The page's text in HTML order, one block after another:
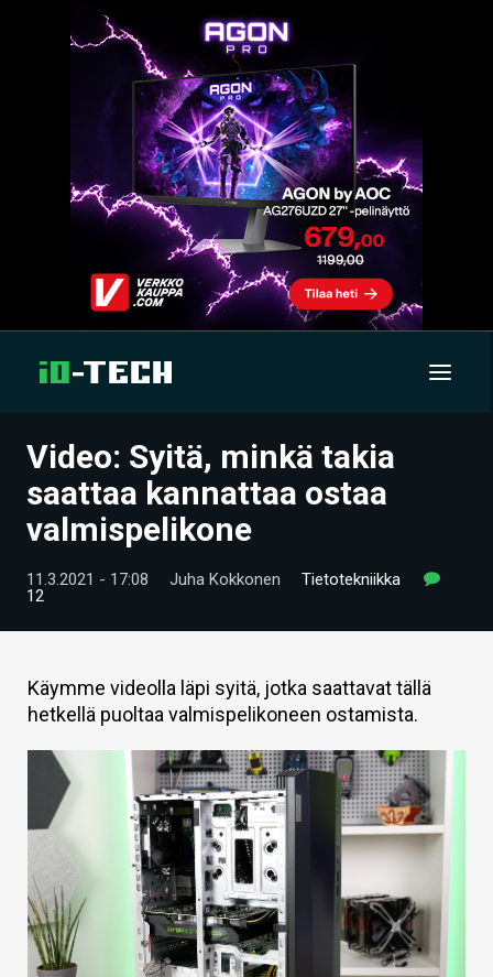
UUTISET
ARTIKKELIT
VIDEOT
HINTA.FI
KAUPPA
VAIHDA TEEMA
HAKU
Video: Syitä, minkä takia
saattaa kannattaa ostaa
valmispelikone
11.3.2021 - 17:08 Juha Kokkonen
Tietotekniikka
12
Käymme videolla läpi syitä, jotka saattavat tällä
hetkellä puoltaa valmispelikoneen ostamista.